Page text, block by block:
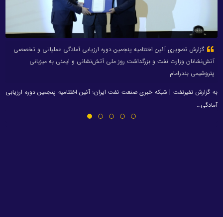
گزارش تصویری آئین اختتامیه پنجمین دوره ارزیابی آمادگی عملیاتی و تخصصی
آتش‌نشانان وزارت نفت و بزرگداشت روز ملی آتش‌نشانی و ایمنی به میزبانی
پتروشیمی بندرامام
به گزارش نفیرنفت | شبکه خبری صنعت نفت ایران؛ آئین اختتامیه پنجمین دوره ارزیابی
آمادگی…